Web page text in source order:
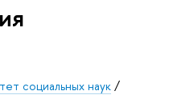
социальных наук /